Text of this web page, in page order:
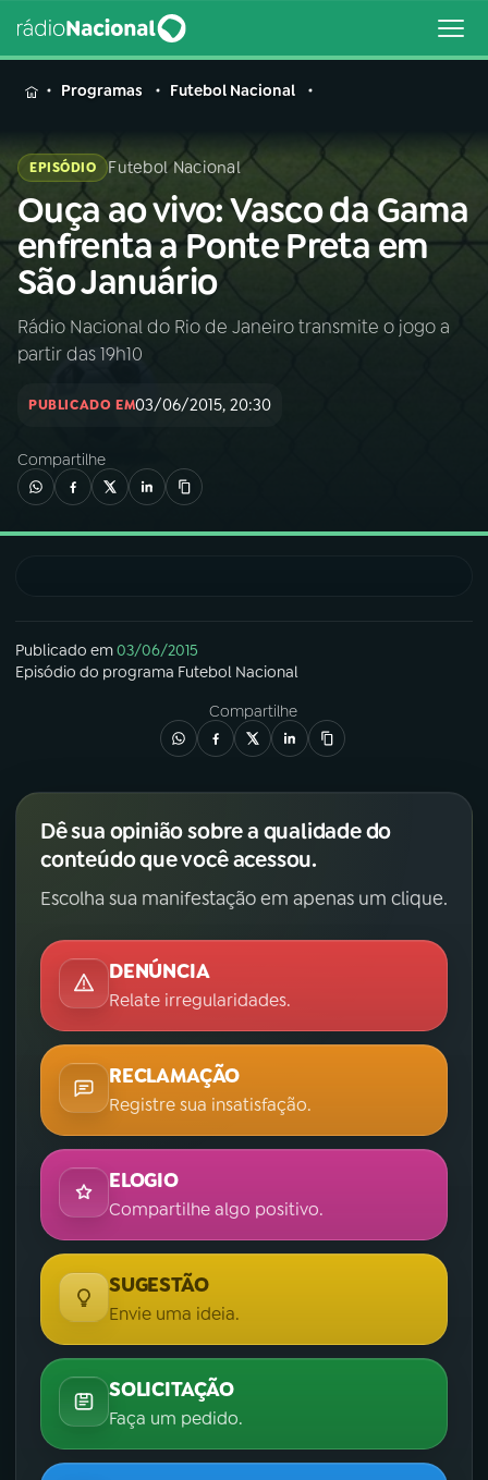
MENU
Buscar
na
Rádio
Nacional
Buscar
AO VIVO
INÍCIO
02A RÁDIO
03PROGRAMAÇÃO
05PODCASTS
VIDEOCASTS
07ÚLTIMAS
08 FESTIVAL DE MÚSICA
ACOMPANHE A RÁDIO NACIONAL
Instagram
Programas Futebol Nacional
EPISÓDIO Futebol Nacional
Ouça ao vivo: Vasco da Gama
enfrenta a Ponte Preta em
São Januário
Rádio Nacional do Rio de Janeiro transmite o jogo a
partir das 19h10
PUBLICADO EM03/06/2015, 20:30
Compartilhe
Publicado em03/06/2015
Episódio do programa Futebol Nacional
Compartilhe
Dê sua opinião sobre a qualidade do
conteúdo que você acessou.
Escolha sua manifestação em apenas um clique.
DENÚNCIA
Relate irregularidades.
RECLAMAÇÃO
Registre sua insatisfação.
ELOGIO
Compartilhe algo positivo.
SUGESTÃO
Envie uma ideia.
SOLICITAÇÃO
Faça um pedido.